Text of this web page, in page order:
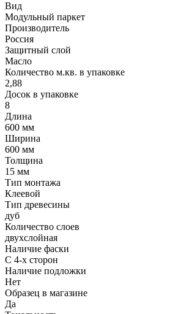
Вид
Модульный паркет
Производитель
Россия
Защитный слой
Масло
Количество м.кв. в упаковке
2,88
Досок в упаковке
8
Длина
600 мм
Ширина
600 мм
Толщина
15 мм
Тип монтажа
Клеевой
Тип древесины
дуб
Количество слоев
двухслойная
Наличие фаски
С 4-х сторон
Наличие подложки
Нет
Образец в магазине
Да